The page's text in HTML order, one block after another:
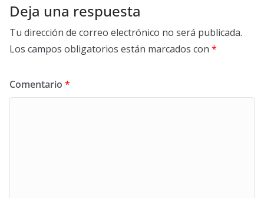
Deja una respuesta
Tu dirección de correo electrónico no será publicada.
Los campos obligatorios están marcados con *
Comentario *